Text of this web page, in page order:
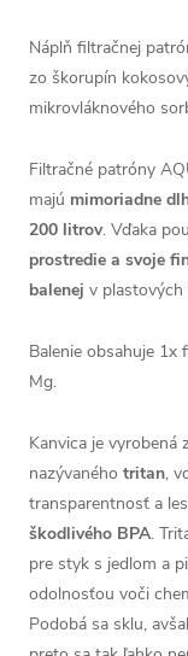
Náplň filtračnej
zo škorupín
mikrovláknového
Filtračné patróny
majú mimoriadne
200 litrov. Vďaka
prostredie a svoje
balenej v plastových
Balenie obsahuje
Mg.
Kanvica je vyrobená
nazývaného tritan,
transparentnosť a
škodlivého BPA.
pre styk s jedlom a
odolnosťou voči
Podobá sa sklu,